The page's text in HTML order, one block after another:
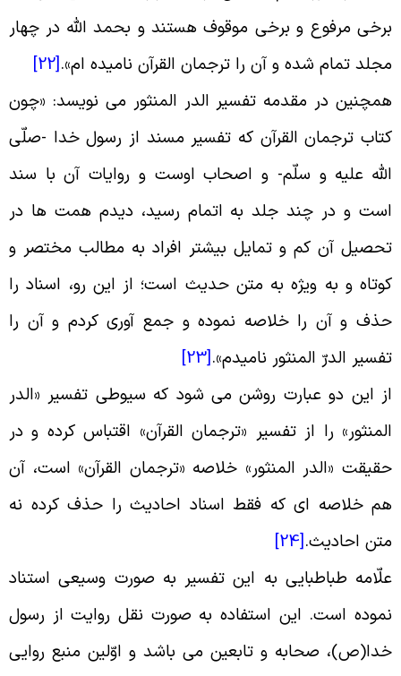
مرفوع و برخى موقوف هستند و بحمد اللّه در چهار
تمام شده و آن را ترجمان القرآن نامیده ام».
[22]
در مقدمه تفسیر الدر المنثور می نویسد: «چون
ترجمان القرآن که تفسیر مسند از رسول خدا -صلّى
علیه و سلّم- و اصحاب اوست و روایات آن با سند
و در چند جلد به اتمام رسید، دیدم همت ها در
آن کم و تمایل بیشتر افراد به مطالب مختصر و
و به ویژه به متن حدیث است؛ از این رو، اسناد را
و آن را خلاصه نموده و جمع آورى کردم و آن را
الدرّ المنثور نامیدم».
[23]
این دو عبارت روشن می شود که سیوطى تفسیر «الدر
را از تفسیر «ترجمان القرآن» اقتباس کرده و در
«الدر المنثور» خلاصه «ترجمان القرآن» است، آن
خلاصه اى که فقط اسناد احادیث را حذف کرده نه
احادیث.
[24]
طباطبایی به این تفسیر به صورت وسیعى استناد
است. این استفاده به صورت نقل روایت از رسول
صحابه و تابعین می باشد و اوّلین منبع روایى